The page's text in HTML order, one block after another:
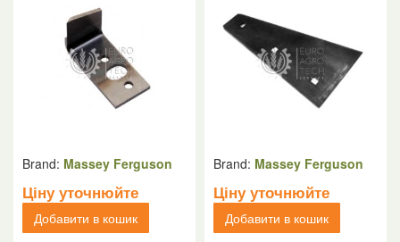
Brand: Massey Ferguson
Ціну уточнюйте
Добавити в кошик
Brand: Massey Ferguson
Ціну уточнюйте
Добавити в кошик